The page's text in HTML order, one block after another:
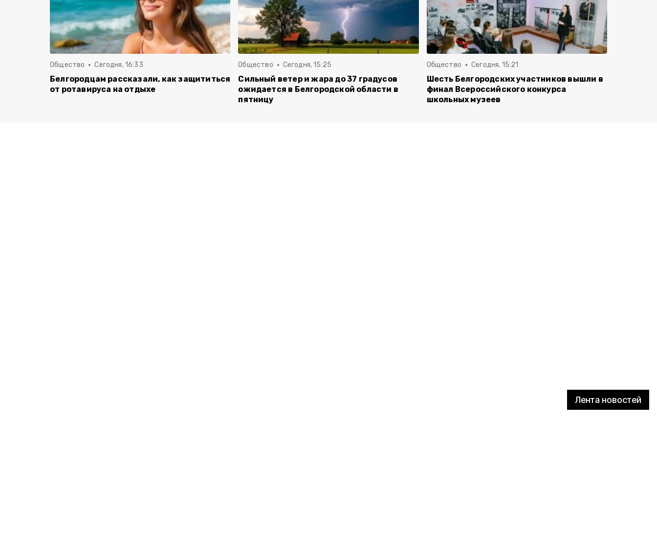
Лента новостей
Общество Сегодня, 16:33
Белгородцам рассказали, как защититься
от ротавируса на отдыхе
Общество Сегодня, 15:25
Сильный ветер и жара до 37 градусов
ожидается в Белгородской области в
пятницу
Общество Сегодня, 15:21
Шесть Белгородских участников вышли в
финал Всероссийского конкурса
школьных музеев